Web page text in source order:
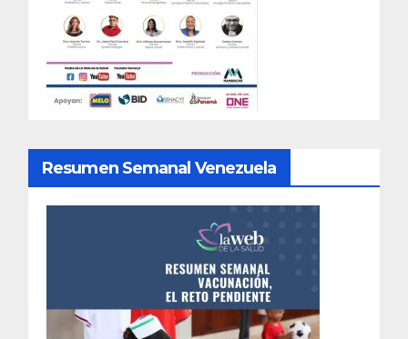
Resumen Semanal Venezuela